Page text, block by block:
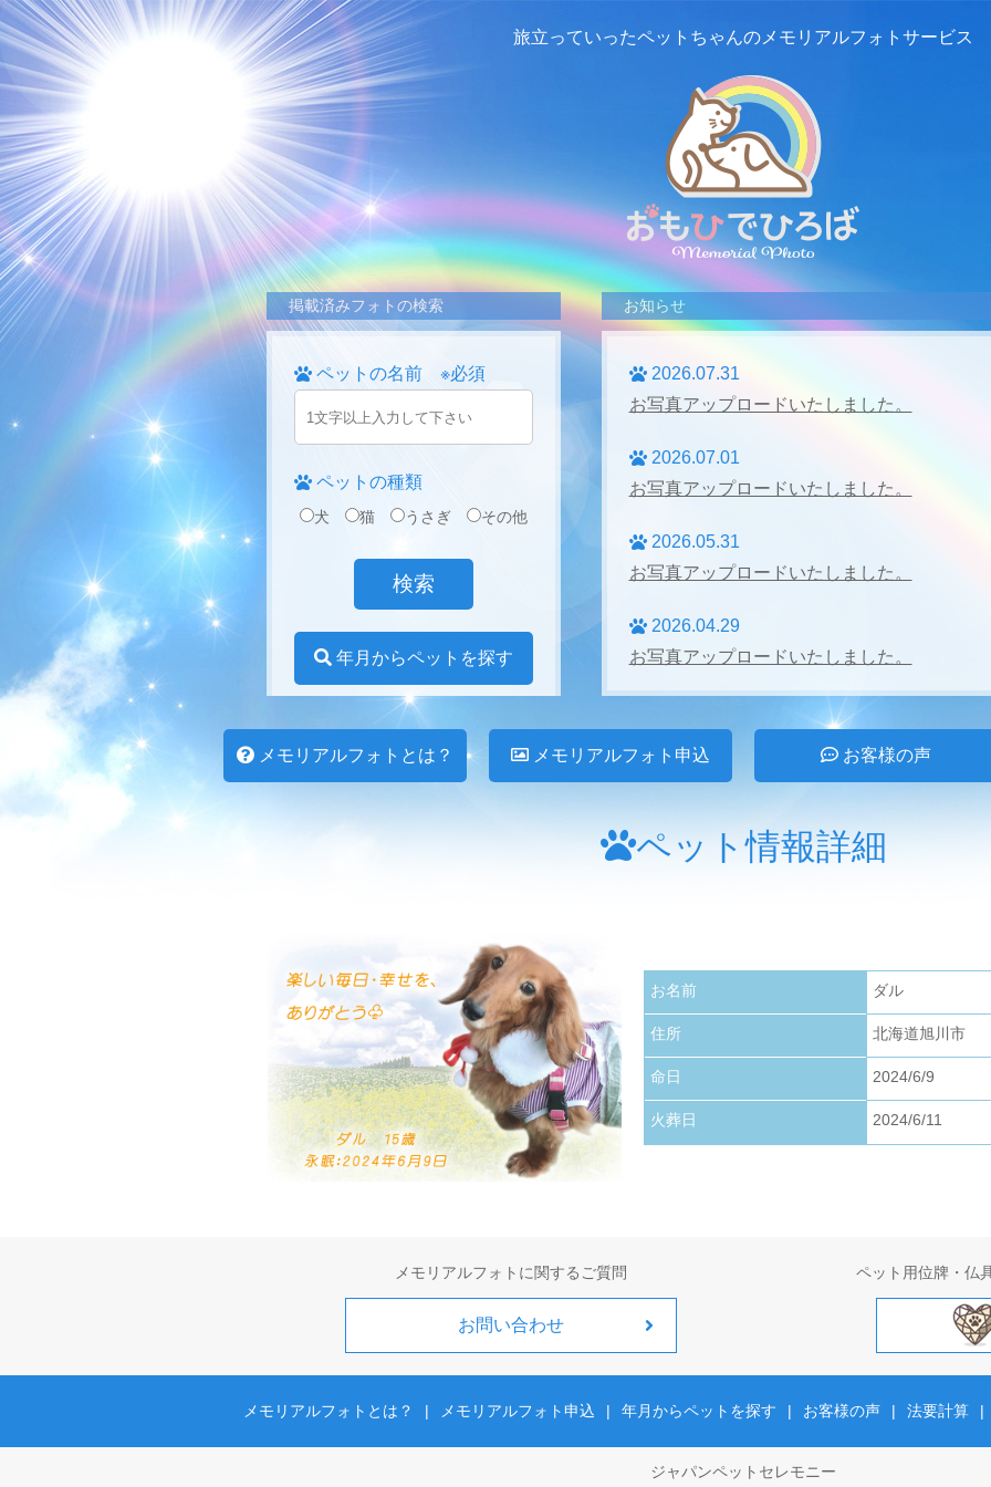
旅立っていったペットちゃんの メモリアルフォトサービス
掲載済みフォトの検索
ペットの名前 ※必須
ペットの種類
犬 猫 うさぎ その他
年月からペットを探す
お知らせ
2026.07.31
お写真アップロードいたしました。
2026.07.01
お写真アップロードいたしました。
2026.05.31
お写真アップロードいたしました。
2026.04.29
お写真アップロードいたしました。
お写真アップロードいたしました。
お写真アップロードいたしました。
2026.01.22
お写真アップロードいたしました。
2026.01.01
メモリアルフォトとは？ メモリアルフォト申込 お客様の声
ペット情報詳細
お名前 ダル
住所 北海道旭川市
命日 2024/6/9
火葬日 2024/6/11
メモリアルフォトに関するご質問
お問い合わせ
ペット用位牌・仏
メモリアルフォトとは？ | メモリアルフォト申込 | 年月からペットを探す | お客様の声 | 法要計算 |
ジャパンペットセレモニー